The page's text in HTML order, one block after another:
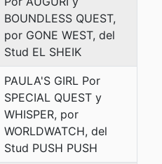
BOUNDLESS QUEST,
por GONE WEST, del
Stud EL SHEIK
PAULA'S GIRL Por
SPECIAL QUEST y
WHISPER, por
WORLDWATCH, del
Stud PUSH PUSH